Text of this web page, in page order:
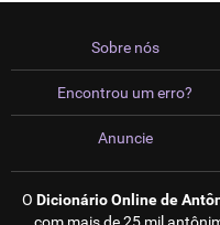
Sobre nós
Encontrou um erro?
Anuncie
O Dicionário Online de